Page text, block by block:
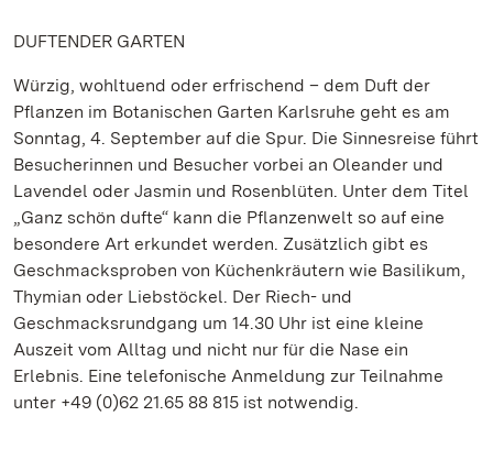
DUFTENDER GARTEN
Würzig, wohltuend oder erfrischend – dem Duft der
Pflanzen im Botanischen Garten Karlsruhe geht es am
Sonntag, 4. September auf die Spur. Die Sinnesreise führt
Besucherinnen und Besucher vorbei an Oleander und
Lavendel oder Jasmin und Rosenblüten. Unter dem Titel
„Ganz schön dufte“ kann die Pflanzenwelt so auf eine
besondere Art erkundet werden. Zusätzlich gibt es
Geschmacksproben von Küchenkräutern wie Basilikum,
Thymian oder Liebstöckel. Der Riech- und
Geschmacksrundgang um 14.30 Uhr ist eine kleine
Auszeit vom Alltag und nicht nur für die Nase ein
Erlebnis. Eine telefonische Anmeldung zur Teilnahme
unter +49 (0)62 21.65 88 815 ist notwendig.